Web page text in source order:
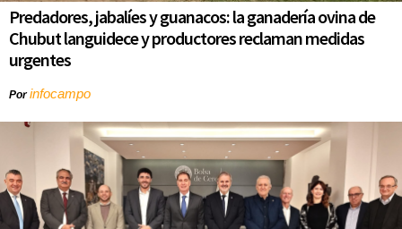
Predadores, jabalíes y guanacos: la ganadería ovina de
Chubut languidece y productores reclaman medidas
urgentes
Porinfocampo